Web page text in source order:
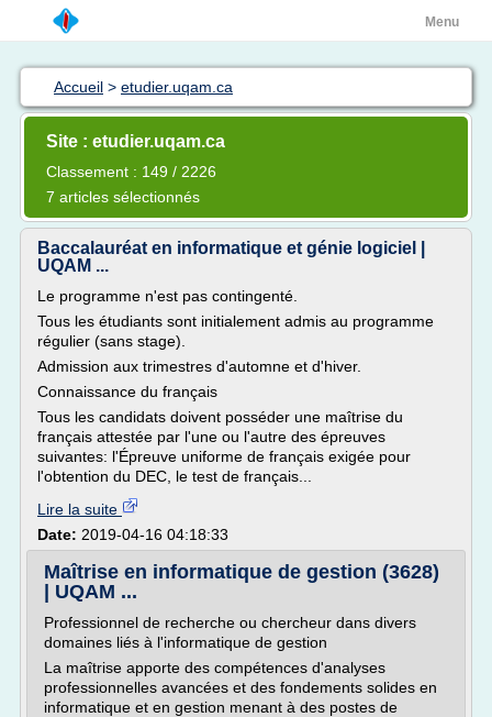
Menu
Accueil > etudier.uqam.ca
Site : etudier.uqam.ca
Classement : 149 / 2226
7 articles sélectionnés
Baccalauréat en informatique et génie logiciel |
UQAM ...
Le programme n'est pas contingenté.
Tous les étudiants sont initialement admis au programme
régulier (sans stage).
Admission aux trimestres d'automne et d'hiver.
Connaissance du français
Tous les candidats doivent posséder une maîtrise du
français attestée par l'une ou l'autre des épreuves
suivantes: l'Épreuve uniforme de français exigée pour
l'obtention du DEC, le test de français...
Lire la suite
Date: 2019-04-16 04:18:33
Maîtrise en informatique de gestion (3628)
| UQAM ...
Professionnel de recherche ou chercheur dans divers
domaines liés à l'informatique de gestion
La maîtrise apporte des compétences d'analyses
professionnelles avancées et des fondements solides en
informatique et en gestion menant à des postes de